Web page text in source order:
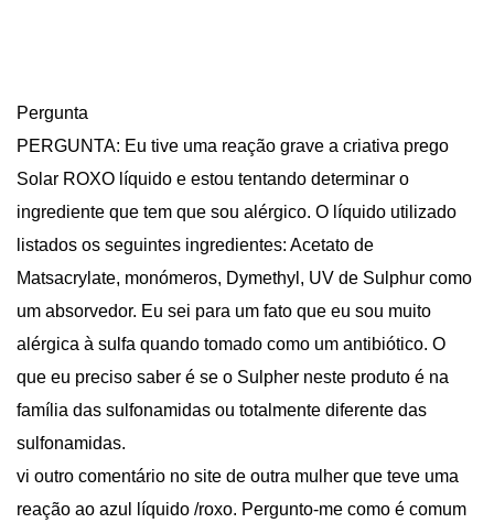
Pergunta
PERGUNTA: Eu tive uma reação grave a criativa prego
Solar ROXO líquido e estou tentando determinar o
ingrediente que tem que sou alérgico. O líquido utilizado
listados os seguintes ingredientes: Acetato de
Matsacrylate, monómeros, Dymethyl, UV de Sulphur como
um absorvedor. Eu sei para um fato que eu sou muito
alérgica à sulfa quando tomado como um antibiótico. O
que eu preciso saber é se o Sulpher neste produto é na
família das sulfonamidas ou totalmente diferente das
sulfonamidas.
vi outro comentário no site de outra mulher que teve uma
reação ao azul líquido /roxo. Pergunto-me como é comum